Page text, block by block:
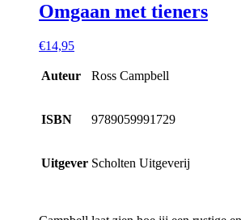
Omgaan met tieners
€14,95
Auteur Ross Campbell
ISBN 9789059991729
Uitgever Scholten Uitgeverij